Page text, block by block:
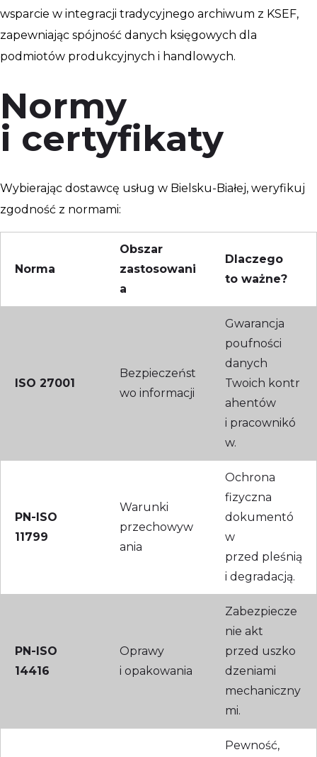
wsparcie w integracji tradycyjnego archiwum z KSEF,
zapewniając spójność danych księgowych dla
podmiotów produkcyjnych i handlowych.
Normy
i certyfikaty
Wybierając dostawcę usług w Bielsku-Białej, weryfikuj
zgodność z normami:
Norma
Obszar
zastosowani
a
Dlaczego
to ważne?
ISO 27001
Bezpieczeńst
wo informacji
Gwarancja
poufności
danych
Twoich kontr
ahentów
i pracownikó
w.
PN-ISO
11799
Warunki
przechowyw
ania
Ochrona
fizyczna
dokumentó
w
przed pleśnią
i degradacją.
PN-ISO
14416
Oprawy
i opakowania
Zabezpiecze
nie akt
przed uszko
dzeniami
mechaniczny
mi.
Pewność,